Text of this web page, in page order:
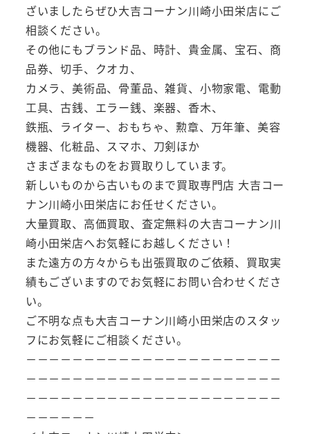
ざいましたらぜひ大吉コーナン川崎小田栄店にご
相談ください。
その他にもブランド品、時計、貴金属、宝石、商
品券、切手、クオカ、
カメラ、美術品、骨董品、雑貨、小物家電、電動
工具、古銭、エラー銭、楽器、香木、
鉄瓶、ライター、おもちゃ、勲章、万年筆、美容
機器、化粧品、スマホ、刀剣ほか
さまざまなものをお買取りしています。
新しいものから古いものまで買取専門店 大吉コー
ナン川崎小田栄店にお任せください。
大量買取、高価買取、査定無料の大吉コーナン川
崎小田栄店へお気軽にお越しください！
また遠方の方々からも出張買取のご依頼、買取実
績もございますのでお気軽にお問い合わせくださ
い。
ご不明な点も大吉コーナン川崎小田栄店のスタッ
フにお気軽にご相談ください。
－－－－－－－－－－－－－－－－－－－－－－
－－－－－－－－－－－－－－－－－－－－－－
－－－－－－－－－－－－－－－－－－－－－－
－－－－－－